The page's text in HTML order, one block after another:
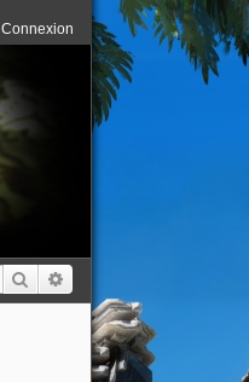
Connexion
Rechercher